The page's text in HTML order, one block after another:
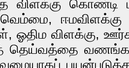
விளக்கு கொண்டி
வெம்மை,
ஓதிம விளக்கு,
தெய்வத்தை வணங்கல்,